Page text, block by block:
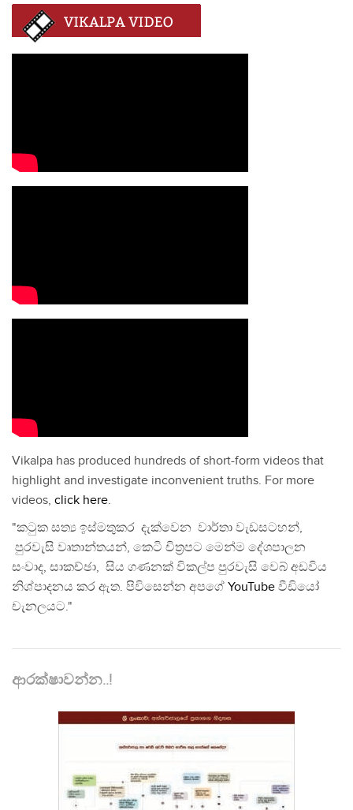
Vikalpa has produced hundreds of short-form videos that
highlight and investigate inconvenient truths. For more
videos, click here.
"කටුක සත්‍ය ඉස්මතුකර දැක්වෙන වාර්තා වැඩසටහන්,
පුරවැසි වෘතාන්තයන්, කෙටි චිත්‍රපට මෙන්ම දේශපාලන
සංවාද, සාකච්ඡා, සිය ගණනක් විකල්ප පුරවැසි වෙබ් අඩවිය
නිශ්පාදනය කර ඇත. පිවිසෙන්න අපගේ YouTube වීඩියෝ
චැනලයට."
ආරක්ෂාවන්න..!